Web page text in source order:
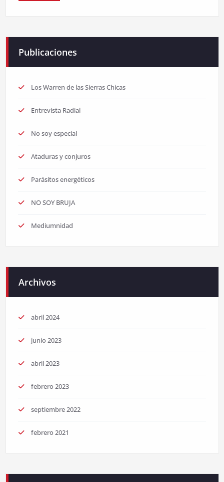
Publicaciones
Los Warren de las Sierras Chicas
Entrevista Radial
No soy especial
Ataduras y conjuros
Parásitos energéticos
NO SOY BRUJA
Mediumnidad
Archivos
abril 2024
junio 2023
abril 2023
febrero 2023
septiembre 2022
febrero 2021